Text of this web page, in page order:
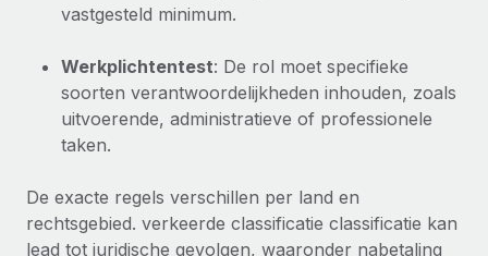
kandidaten
Compliance Watchtower
Blijf compliance-risico's voor
Apparaatbeheer
Entiteiten oprichten
Stel snel compliant entiteiten op
Alle bronnen bekijken
BLOG
Global Payroll
Contractor Management
vastgesteld minimum.
Werkplichtentest: De rol moet specifieke
soorten verantwoordelijkheden inhouden, zoals
uitvoerende, administratieve of professionele
taken.
De exacte regels verschillen per land en
rechtsgebied. verkeerde classificatie classificatie kan
lead tot juridische gevolgen, waaronder nabetaling